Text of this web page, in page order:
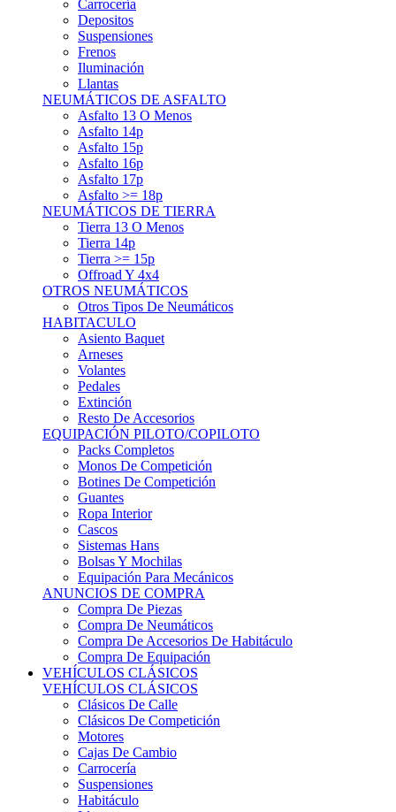
Tierra >= 15p
Offroad Y 4x4
OTROS NEUMÁTICOS
Otros Tipos De Neumáticos
HABITACULO
Asiento Baquet
Arneses
Volantes
Pedales
Extinción
Resto De Accesorios
EQUIPACIÓN PILOTO/COPILOTO
Packs Completos
Monos De Competición
Botines De Competición
Guantes
Ropa Interior
Cascos
Sistemas Hans
Bolsas Y Mochilas
Equipación Para Mecánicos
ANUNCIOS DE COMPRA
Compra De Piezas
Compra De Neumáticos
Compra De Accesorios De Habitáculo
Compra De Equipación
VEHÍCULOS CLÁSICOS
VEHÍCULOS CLÁSICOS
Clásicos De Calle
Clásicos De Competición
Motores
Cajas De Cambio
Carrocería
Suspensiones
Habitáculo
Llantas
Neumáticos
ANUNCIOS DE COMPRA
Compra De Competición
Compra De Calle
Compra De Piezas
KARTING
KARTING
Karts Completos Alevín
Karts Completos Cadete
Karts Completos Junior
Karts Completos Senior
Superkart
Karts Completos Hobbye
Remolques